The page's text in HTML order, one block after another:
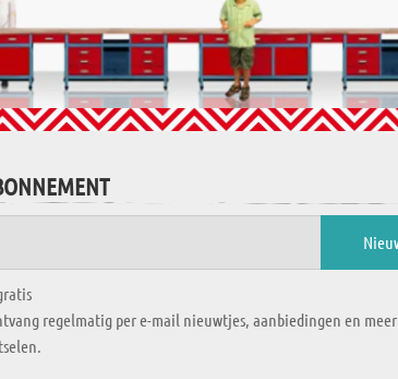
regelmatig per e-mail nieuwtjes, aanbiedingen en meer